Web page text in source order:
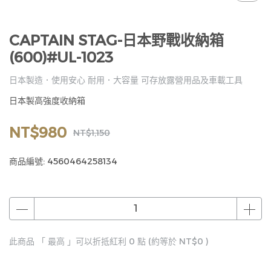
CAPTAIN STAG-日本野戰收納箱
(600)#UL-1023
日本製造．使用安心 耐用．大容量 可存放露營用品及車載工具
日本製高強度收納箱
NT$980 NT$1,150
商品編號: 4560464258134
此商品 「 最高 」可以折抵紅利 0 點 (約等於 NT$0 )